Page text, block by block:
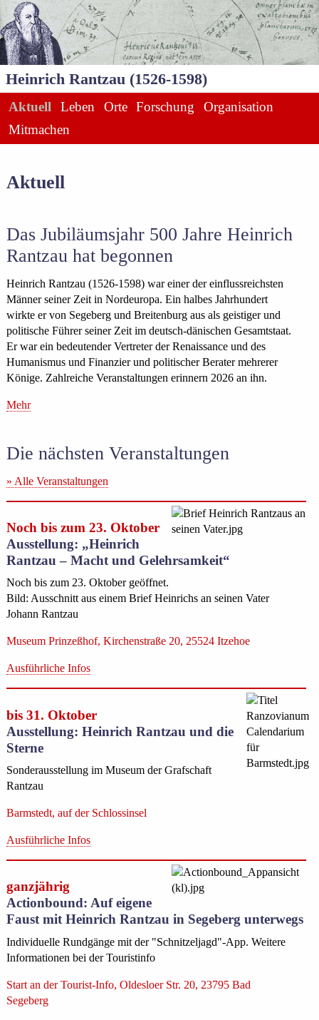
Heinrich Rantzau (1526-1598)
Aktuell Leben Orte Forschung
Organisation
Mitmachen
Aktuell
Das Jubiläumsjahr 500 Jahre Heinrich
Rantzau hat begonnen
Heinrich Rantzau (1526-1598) war einer der einflussreichsten
Männer seiner Zeit in Nordeuropa. Ein halbes Jahrhundert
wirkte er von Segeberg und Breitenburg aus als geistiger und
politische Führer seiner Zeit im deutsch-dänischen Gesamtstaat.
Er war ein bedeutender Vertreter der Renaissance und des
Humanismus und Finanzier und politischer Berater mehrerer
Könige. Zahlreiche Veranstaltungen erinnern 2026 an ihn.
Mehr
Die nächsten Veranstaltungen
» Alle Veranstaltungen
Noch bis zum 23. Oktober
Ausstellung: „Heinrich
Rantzau – Macht und Gelehrsamkeit“
Noch bis zum 23. Oktober geöffnet.
Bild: Ausschnitt aus einem Brief Heinrichs an seinen Vater
Johann Rantzau
Museum Prinzeßhof, Kirchenstraße 20, 25524 Itzehoe
Ausführliche Infos
bis 31. Oktober
Ausstellung: Heinrich Rantzau und die
Sterne
Sonderausstellung im Museum der Grafschaft
Rantzau
Barmstedt, auf der Schlossinsel
Ausführliche Infos
ganzjährig
Actionbound: Auf eigene
Faust mit Heinrich Rantzau in Segeberg unterwegs
Individuelle Rundgänge mit der "Schnitzeljagd"-App. Weitere
Informationen bei der Touristinfo
Start an der Tourist-Info, Oldesloer Str. 20, 23795 Bad
Segeberg